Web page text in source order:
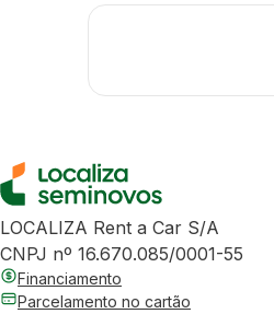
LOCALIZA Rent a Car S/A
CNPJ nº 16.670.085/0001-55
Financiamento
Parcelamento no cartão